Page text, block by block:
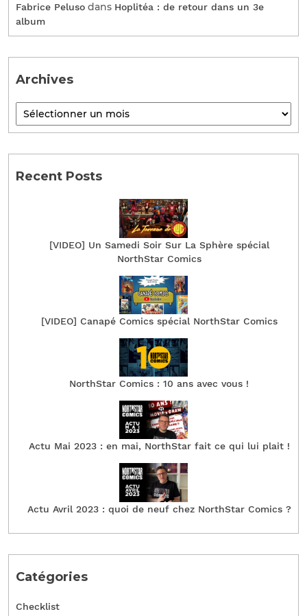
Fabrice Peluso dans Hoplitéa : de retour dans un 3e
album
Archives
Recent Posts
[VIDEO] Un Samedi Soir Sur La Sphère spécial
NorthStar Comics
[VIDEO] Canapé Comics spécial NorthStar Comics
NorthStar Comics : 10 ans avec vous !
Actu Mai 2023 : en mai, NorthStar fait ce qui lui plait !
Actu Avril 2023 : quoi de neuf chez NorthStar Comics ?
Catégories
Checklist